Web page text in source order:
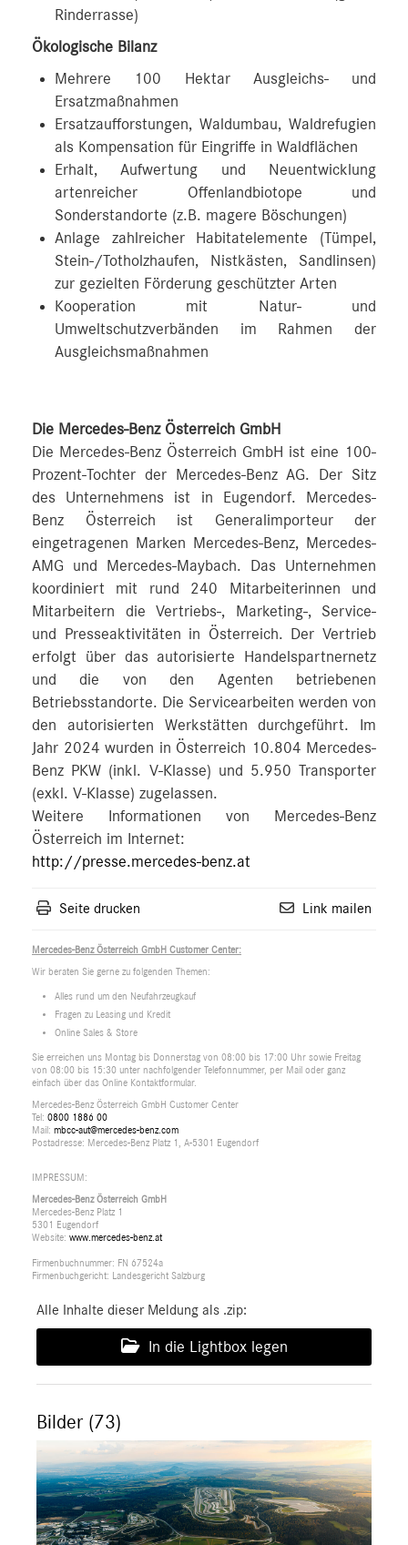
Rinderrasse)
Ökologische Bilanz
Mehrere 100 Hektar Ausgleichs- und
Ersatzmaßnahmen
Ersatzaufforstungen, Waldumbau, Waldrefugien
als Kompensation für Eingriffe in Waldflächen
Erhalt, Aufwertung und Neuentwicklung
artenreicher Offenlandbiotope und
Sonderstandorte (z.B. magere Böschungen)
Anlage zahlreicher Habitatelemente (Tümpel,
Stein-/Totholzhaufen, Nistkästen, Sandlinsen)
zur gezielten Förderung geschützter Arten
Kooperation mit Natur- und
Umweltschutzverbänden im Rahmen der
Ausgleichsmaßnahmen
Die Mercedes-Benz Österreich GmbH
Die Mercedes-Benz Österreich GmbH ist eine 100-
Prozent-Tochter der Mercedes-Benz AG. Der Sitz
des Unternehmens ist in Eugendorf. Mercedes-
Benz Österreich ist Generalimporteur der
eingetragenen Marken Mercedes-Benz, Mercedes-
AMG und Mercedes-Maybach. Das Unternehmen
koordiniert mit rund 240 Mitarbeiterinnen und
Mitarbeitern die Vertriebs-, Marketing-, Service-
und Presseaktivitäten in Österreich. Der Vertrieb
erfolgt über das autorisierte Handelspartnernetz
und die von den Agenten betriebenen
Betriebsstandorte. Die Servicearbeiten werden von
den autorisierten Werkstätten durchgeführt. Im
Jahr 2024 wurden in Österreich 10.804 Mercedes-
Benz PKW (inkl. V-Klasse) und 5.950 Transporter
(exkl. V-Klasse) zugelassen.
Weitere Informationen von Mercedes-Benz
Österreich im Internet:
http://presse.mercedes-benz.at
Seite drucken Link mailen
Mercedes-Benz Österreich GmbH Customer Center:
Wir beraten Sie gerne zu folgenden Themen:
Alles rund um den Neufahrzeugkauf
Fragen zu Leasing und Kredit
Online Sales & Store
Sie erreichen uns Montag bis Donnerstag von 08:00 bis 17:00 Uhr sowie Freitag
von 08:00 bis 15:30 unter nachfolgender Telefonnummer, per Mail oder ganz
einfach über das Online Kontaktformular.
Mercedes-Benz Österreich GmbH Customer Center
Tel: 0800 1886 00
Mail: mbcc-aut@mercedes-benz.com
Postadresse: Mercedes-Benz Platz 1, A-5301 Eugendorf
IMPRESSUM:
Mercedes-Benz Österreich GmbH
Mercedes-Benz Platz 1
5301 Eugendorf
Website: www.mercedes-benz.at
Firmenbuchnummer: FN 67524a
Firmenbuchgericht: Landesgericht Salzburg
Alle Inhalte dieser Meldung als .zip:
In die Lightbox legen
Bilder (73)